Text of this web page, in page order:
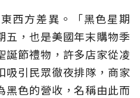
西方差異。「黑色星期
五，也是美國年末購物季
誕節禮物，許多店家從凌
吸引民眾徹夜排隊，商家
黑色的營收，名稱由此而